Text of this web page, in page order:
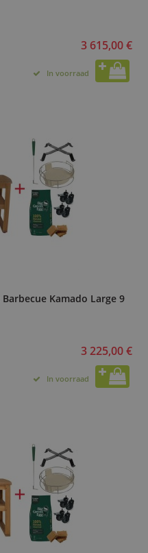
3 615,00 €
In voorraad
Kamado Large 9
3 225,00 €
In voorraad